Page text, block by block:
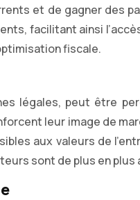
et de gagner des
facilitant ainsi
fiscale.
légales, peut être
leur image de
aux valeurs de
sont de plus en